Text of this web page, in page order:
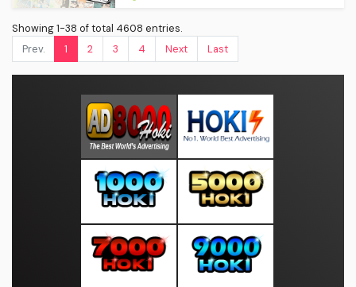
Showing 1-38 of total 4608 entries.
Prev.
1 2 3 4 Next Last